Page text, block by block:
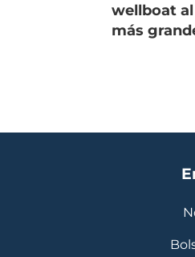
wellboat
más